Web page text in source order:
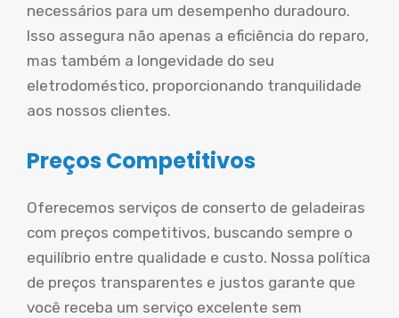
necessários para um desempenho duradouro.
Isso assegura não apenas a eficiência do reparo,
mas também a longevidade do seu
eletrodoméstico, proporcionando tranquilidade
aos nossos clientes.
Preços Competitivos
Oferecemos serviços de conserto de geladeiras
com preços competitivos, buscando sempre o
equilíbrio entre qualidade e custo. Nossa política
de preços transparentes e justos garante que
você receba um serviço excelente sem